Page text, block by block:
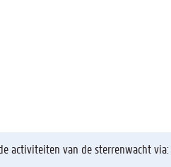
activiteiten van de sterrenwacht via: